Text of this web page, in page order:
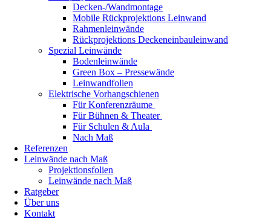
Decken-/Wandmontage
Mobile Rückprojektions Leinwand
Rahmenleinwände
Rückprojektions Deckeneinbauleinwand
Spezial Leinwände
Bodenleinwände
Green Box – Pressewände
Leinwandfolien
Elektrische Vorhangschienen
Für Konferenzräume
Für Bühnen & Theater
Für Schulen & Aula
Nach Maß
Referenzen
Leinwände nach Maß
Projektionsfolien
Leinwände nach Maß
Ratgeber
Über uns
Kontakt